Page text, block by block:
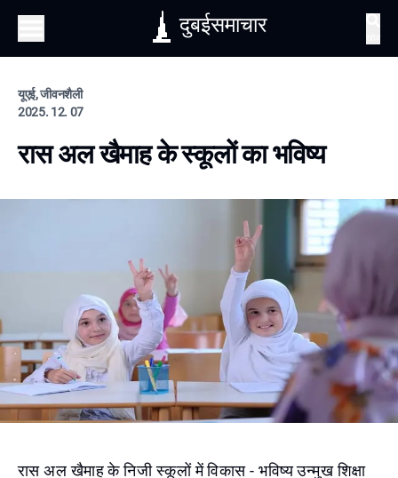
दुबईसमाचार
यूएई, जीवनशैली
2025. 12. 07
रास अल खैमाह के स्कूलों का भविष्य
रास अल खैमाह के निजी स्कूलों में विकास - भविष्य उन्मुख शिक्षा